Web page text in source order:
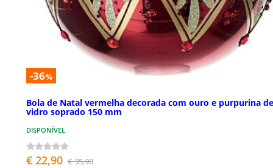
-36%
Bola de Natal vermelha decorada com ouro e purpurina de
vidro soprado 150 mm
DISPONÍVEL
€ 22,90 € 35,90